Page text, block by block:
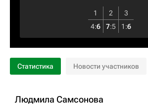
1 2
3
4:6 7:5 1 :6
Статистика Новости участников
Людмила Самсонова